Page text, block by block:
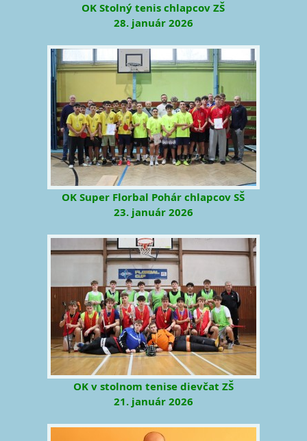
OK Stolný tenis chlapcov ZŠ
28. január 2026
OK Super Florbal Pohár chlapcov SŠ
23. január 2026
OK v stolnom tenise dievčat ZŠ
21. január 2026